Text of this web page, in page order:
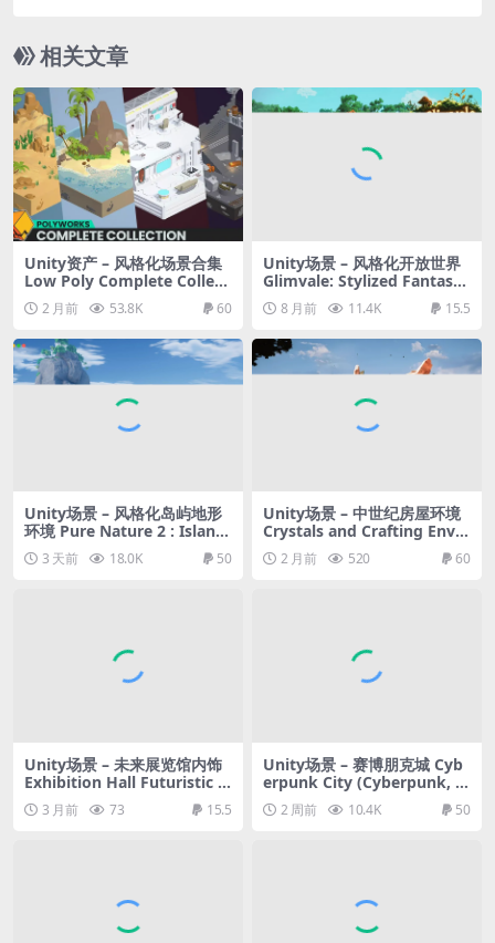
相关文章
Unity资产 – 风格化场景合集
Low Poly Complete Collect
ion 2 月前 53.8K 60
Unity场景 – 风格化开放世界
Glimvale: Stylized Fantasy
Open World (Modular Medi
eval Town, Medieval Villag
8 月前 11.4K 15.5
Unity场景 – 风格化岛屿地形
环境 Pure Nature 2 : Island
s 3 天前 18.0K 50
Unity场景 – 中世纪房屋环境
Crystals and Crafting Envir
onment
2 月前 520 60
Unity场景 – 未来展览馆内饰
Exhibition Hall Futuristic I
nterior
3 月前 73 15.5
Unity场景 – 赛博朋克城 Cyb
erpunk City (Cyberpunk, C
yberpunk City, Sci-Fi City)
2 周前 10.4K 50